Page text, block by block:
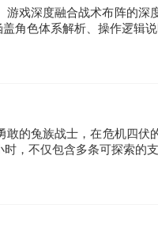
戏深度融合战术布阵的深
角色体系解析、操作逻辑
的兔族战士，在危机四伏
，不仅包含多条可探索的